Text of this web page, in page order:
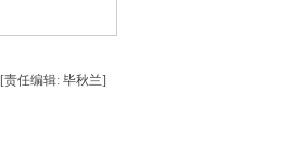
[责任编辑: 毕秋兰]